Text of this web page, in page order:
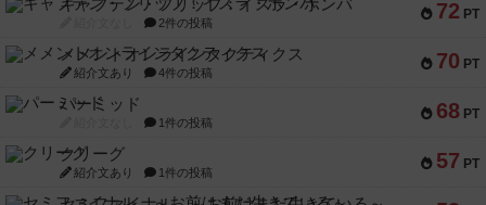
72 PT
キャプテン・フリップ：イスラ・ボンバ
2件の投稿
70 PT
メメントオンラインタクティクス
紹介文あり 4件の投稿
68 PT
パーミッド
1件の投稿
57 PT
クリーグ
紹介文あり 1件の投稿